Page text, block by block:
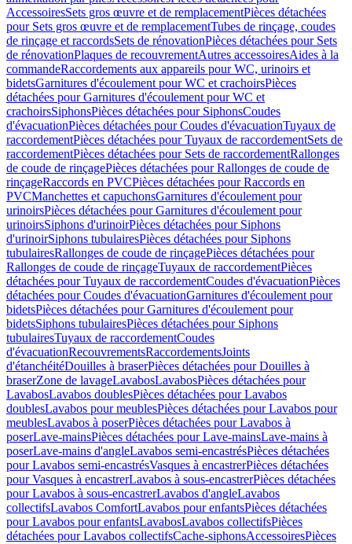
AccessoiresSets gros œuvre et de remplacementPièces détachées
pour Sets gros œuvre et de remplacementTubes de rinçage, coudes
de rinçage et raccordsSets de rénovationPièces détachées pour Sets
de rénovationPlaques de recouvrementAutres accessoiresAides à la
commandeRaccordements aux appareils pour WC, urinoirs et
bidetsGarnitures d'écoulement pour WC et crachoirsPièces
détachées pour Garnitures d'écoulement pour WC et
crachoirsSiphonsPièces détachées pour SiphonsCoudes
d'évacuationPièces détachées pour Coudes d'évacuationTuyaux de
raccordementPièces détachées pour Tuyaux de raccordementSets de
raccordementPièces détachées pour Sets de raccordementRallonges
de coude de rinçagePièces détachées pour Rallonges de coude de
rinçageRaccords en PVCPièces détachées pour Raccords en
PVCManchettes et capuchonsGarnitures d'écoulement pour
urinoirsPièces détachées pour Garnitures d'écoulement pour
urinoirsSiphons d'urinoirPièces détachées pour Siphons
d'urinoirSiphons tubulairesPièces détachées pour Siphons
tubulairesRallonges de coude de rinçagePièces détachées pour
Rallonges de coude de rinçageTuyaux de raccordementPièces
détachées pour Tuyaux de raccordementCoudes d'évacuationPièces
détachées pour Coudes d'évacuationGarnitures d'écoulement pour
bidetsPièces détachées pour Garnitures d'écoulement pour
bidetsSiphons tubulairesPièces détachées pour Siphons
tubulairesTuyaux de raccordementCoudes
d'évacuationRecouvrementsRaccordementsJoints
d'étanchéitéDouilles à braserPièces détachées pour Douilles à
braserZone de lavageLavabosLavabosPièces détachées pour
LavabosLavabos doublesPièces détachées pour Lavabos
doublesLavabos pour meublesPièces détachées pour Lavabos pour
meublesLavabos à poserPièces détachées pour Lavabos à
poserLave-mainsPièces détachées pour Lave-mainsLave-mains à
poserLave-mains d'angleLavabos semi-encastrésPièces détachées
pour Lavabos semi-encastrésVasques à encastrerPièces détachées
pour Vasques à encastrerLavabos à sous-encastrerPièces détachées
pour Lavabos à sous-encastrerLavabos d'angleLavabos
collectifsLavabos ComfortLavabos pour enfantsPièces détachées
pour Lavabos pour enfantsLavabosLavabos collectifsPièces
détachées pour Lavabos collectifsCache-siphonsAccessoiresPièces